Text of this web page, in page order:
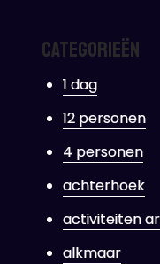
Categorieën
1 dag
12 personen
4 personen
achterhoek
activiteiten
alkmaar